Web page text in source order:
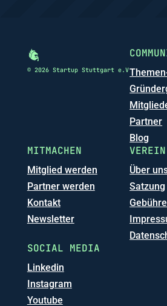
© 2026 Startup Stuttgart e.V
Partner
Blog
MITMACHEN
Mitglied werden
Partner werden
Kontakt
Newsletter
VEREIN
Über
Satzung
SOCIAL MEDIA
Linkedin
Instagram
Youtube